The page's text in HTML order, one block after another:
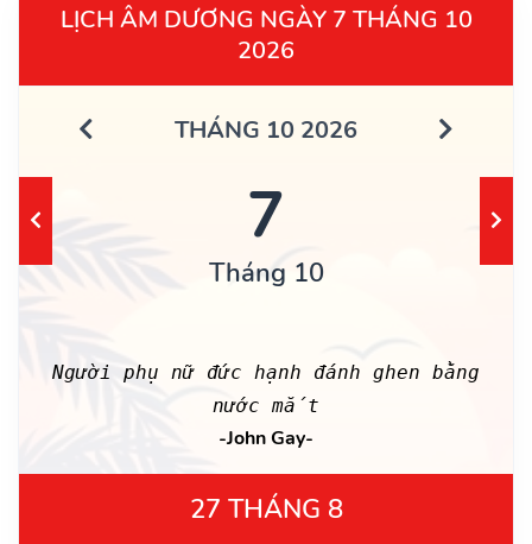
LỊCH ÂM DƯƠNG NGÀY 7 THÁNG 10
2026
THÁNG 10 2026
7
Tháng 10
Người phụ nữ đức hạnh đánh ghen bằng
nước mắt
-John Gay-
27 THÁNG 8